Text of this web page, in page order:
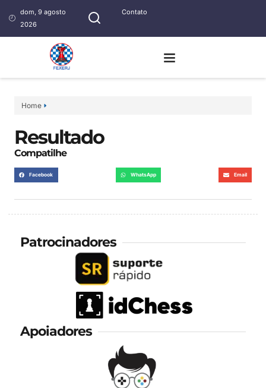
dom, 9 agosto
2026
Contato
Home
Resultado
Compatilhe
Facebook WhatsApp Email
Patrocinadores
Apoiadores